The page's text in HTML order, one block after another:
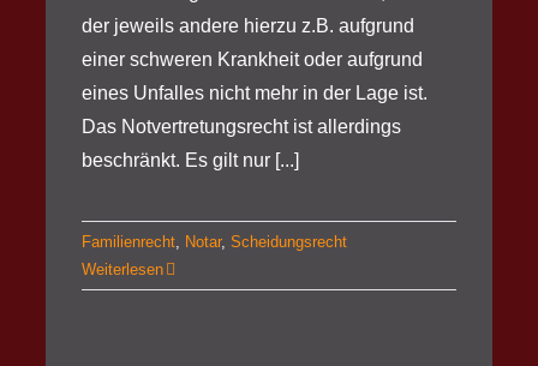
der jeweils andere hierzu z.B. aufgrund
einer schweren Krankheit oder aufgrund
eines Unfalles nicht mehr in der Lage ist.
Das Notvertretungsrecht ist allerdings
beschränkt. Es gilt nur [...]
Familienrecht, Notar, Scheidungsrecht
Weiterlesen